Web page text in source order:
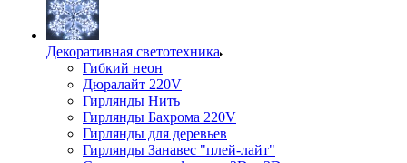
Декоративная светотехника
Гибкий неон
Дюралайт 220V
Гирлянды Нить
Гирлянды Бахрома 220V
Гирлянды для деревьев
Гирлянды Занавес "плей-лайт"